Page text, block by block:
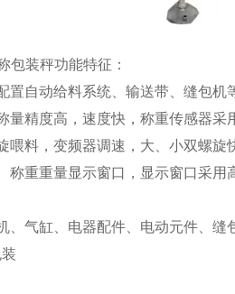
包装秤功能特征：
置自动给料系统、输送带、缝包机
量精度高，速度快，称重传感器采
喂料，变频器调速，大、小双螺旋
称重重量显示窗口，显示窗口采
、气缸、电器配件、电动元件、